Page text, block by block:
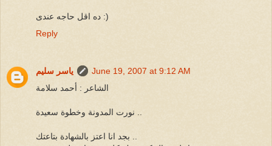
ده اقل حاجه عندى :)
Reply
ياسر سليم
June 19, 2007 at 9:12 AM
الشاعر : أحمد سلامة
نورت المدونة وخطوة سعيدة ..
بجد انا اعتز بالشهادة بتاعتك ..